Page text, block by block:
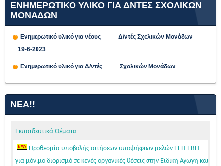
ΕΝΗΜΕΡΩΤΙΚΟ ΥΛΙΚΟ ΓΙΑ ΔΝΤΕΣ ΣΧΟΛΙΚΩΝ
ΜΟΝΑΔΩΝ
Ενημερωτικό υλικό για νέους Δ/ντές Σχολικών Μονάδων
19-6-2023
Ενημερωτικό υλικό για Δ/ντές Σχολικών Μονάδων
ΝΈΑ!!
Εκπαιδευτικά Θέματα
για μόνιμο διορισμό σε κενές οργανικές θέσεις στην Ειδική Αγωγή και
Εκπαίδευση, σε εφαρμογή των διατάξεων της παρ. 3 του άρθρου 62